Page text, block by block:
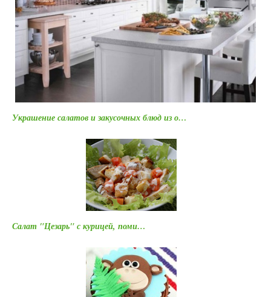
Украшение салатов и закусочных блюд из о…
Салат "Цезарь" с курицей, поми…